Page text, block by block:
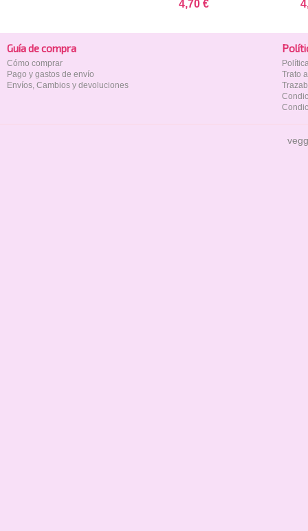
4,70 €
Guía de compra
Cómo comprar
Pago y gastos de envío
Envíos, Cambios y devoluciones
Trato